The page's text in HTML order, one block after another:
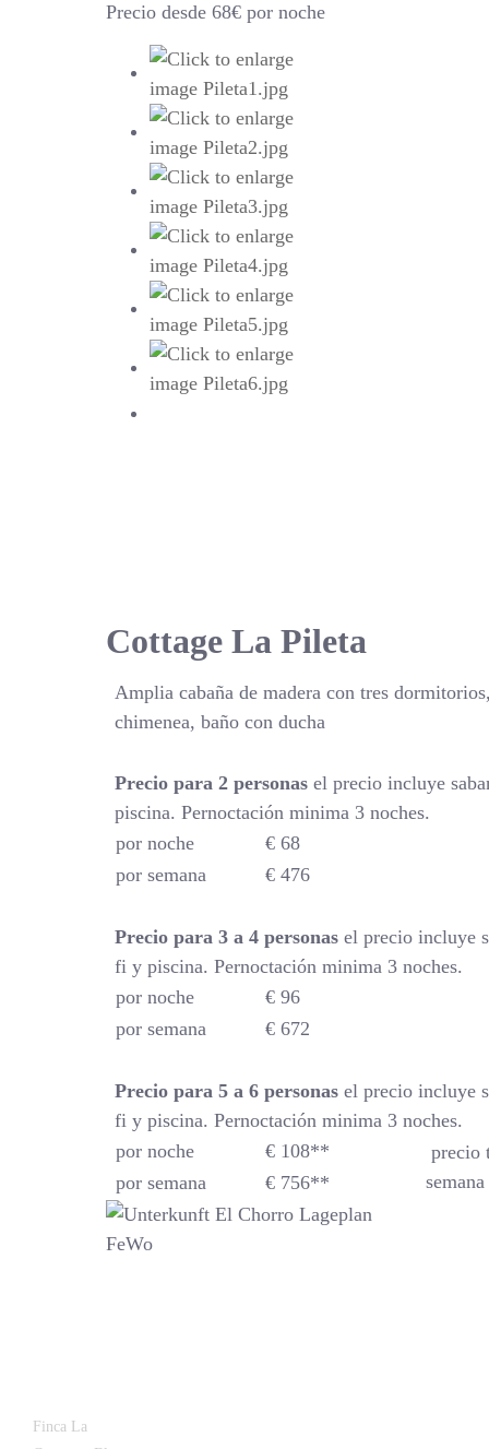
Precio desde 68€ por noche
Cottage La Pileta
Amplia cabaña de madera con tres
chimenea, baño con ducha
Precio para 2 personasel precio incluye
piscina. Pernoctación minima 3 noches.
por noche
€ 68
por semana
€ 476
Precio para 3 a 4 personasel precio incluye
fi y piscina. Pernoctación minima 3 noches.
por noche
€ 96
por semana
€ 672
Precio para 5 a 6 personasel precio incluye
fi y piscina. Pernoctación minima 3 noches.
por noche
€ 108**
precio
por semana € 756**
Finca La